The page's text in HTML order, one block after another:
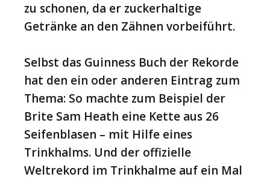
zu schonen, da er zuckerhaltige
Getränke an den Zähnen vorbeiführt.
Selbst das Guinness Buch der Rekorde
hat den ein oder anderen Eintrag zum
Thema: So machte zum Beispiel der
Brite Sam Heath eine Kette aus 26
Seifenblasen – mit Hilfe eines
Trinkhalms. Und der offizielle
Weltrekord im Trinkhalme auf ein Mal